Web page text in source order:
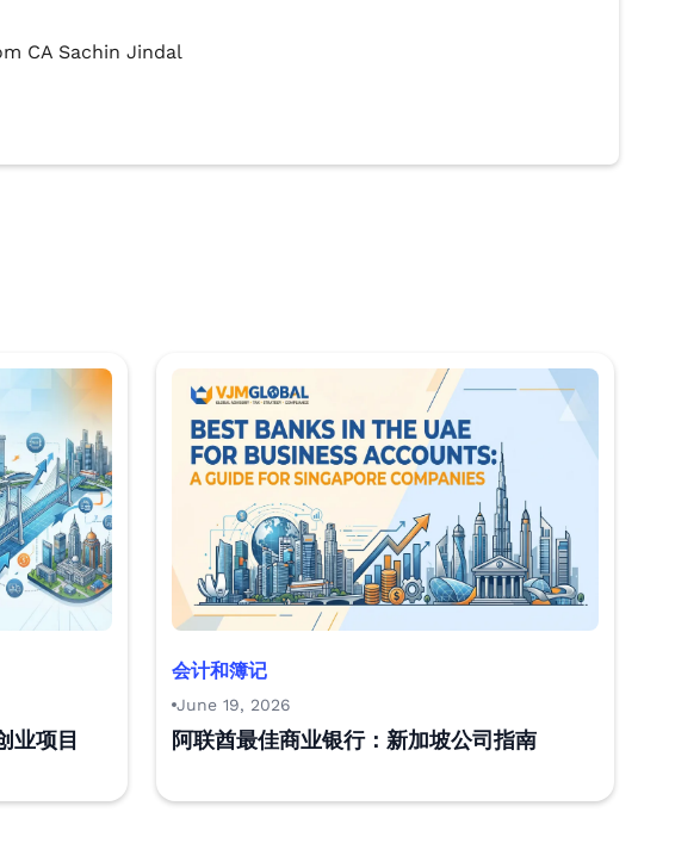
CA Sachin Jindal
业项目
会计和簿记
June 19, 2026
阿联酋最佳商业银行：新加坡公司指南